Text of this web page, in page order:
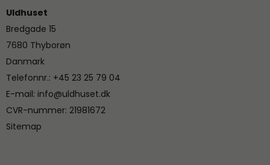
Uldhuset
Bredgade 15
7680 Thyborøn
Danmark
Telefonnr.: +45 23 25 79 04
E-mail: info@uldhuset.dk
CVR-nummer: 21981672
Sitemap